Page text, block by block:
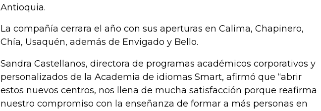
Antioquia.
La compañía cerrara el año con sus aperturas en Calima, Chapinero,
Chía, Usaquén, además de Envigado y Bello.
Sandra Castellanos, directora de programas académicos corporativos y
personalizados de la Academia de idiomas Smart, afirmó que “abrir
estos nuevos centros, nos llena de mucha satisfacción porque reafirma
nuestro compromiso con la enseñanza de formar a más personas en